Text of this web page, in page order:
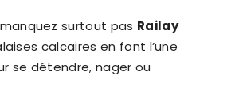
surtout pas Railay
calcaires en font l’une
se détendre, nager ou